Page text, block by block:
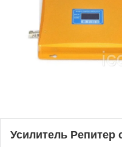
Усилитель Репитер